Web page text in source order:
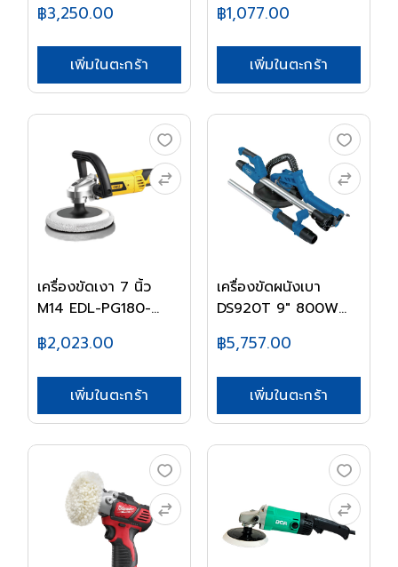
฿3,250.00
เพิ่มในตะกร้า
฿1,077.00
เพิ่มในตะกร้า
เครื่องขัดเงา 7 นิ้ว
M14 EDL-PG180-...
฿2,023.00
เพิ่มในตะกร้า
เครื่องขัดผนังเบา
DS920T 9" 800W
฿5,757.00
เพิ่มในตะกร้า